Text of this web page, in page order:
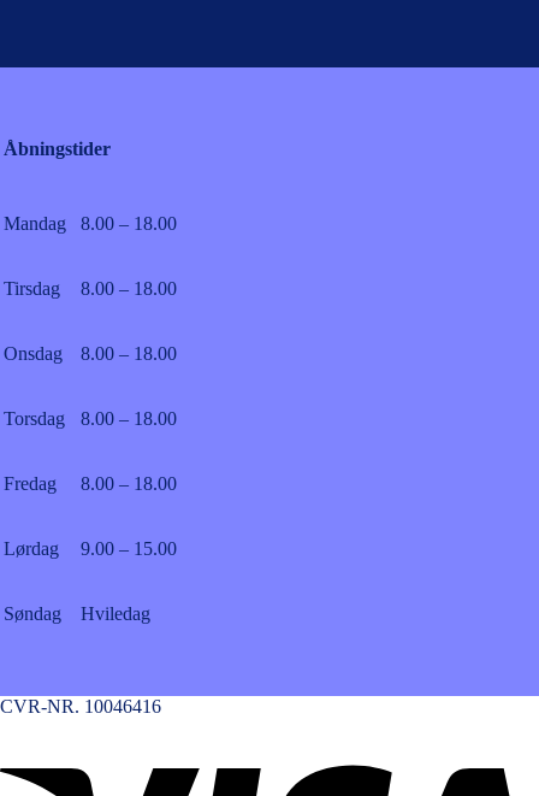
Åbningstider
Mandag 8.00 – 18.00
Tirsdag 8.00 – 18.00
Onsdag 8.00 – 18.00
Torsdag 8.00 – 18.00
Fredag 8.00 – 18.00
Lørdag 9.00 – 15.00
Søndag Hviledag
CVR-NR. 10046416